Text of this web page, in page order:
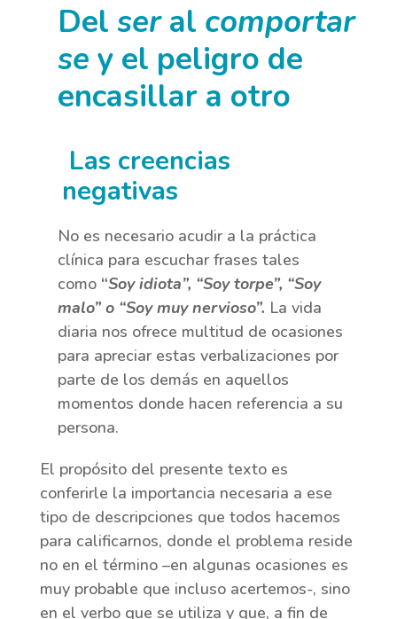
Del seral comportar
se y el peligro de
encasillar a otro
Las creencias
negativas
No es necesario acudir a la práctica
clínica para escuchar frases tales
como “Soy idiota”, “Soy torpe”, “Soy
malo” o “Soy muy nervioso”. La vida
diaria nos ofrece multitud de ocasiones
para apreciar estas verbalizaciones por
parte de los demás en aquellos
momentos donde hacen referencia a su
persona.
El propósito del presente texto es
conferirle la importancia necesaria a ese
tipo de descripciones que todos hacemos
para calificarnos, donde el problema reside
no en el término –en algunas ocasiones es
muy probable que incluso acertemos-, sino
en el verbo que se utiliza y que, a fin de